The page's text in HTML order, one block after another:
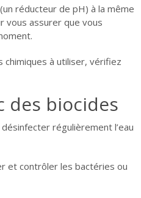
réducteur de pH) à la même
vous assurer que vous
chimiques à utiliser, vérifiez
des biocides
régulièrement l’eau
et contrôler les bactéries ou